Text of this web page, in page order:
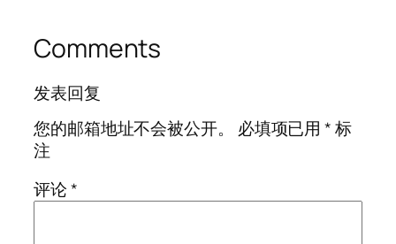
Comments
发表回复
您的邮箱地址不会被公开。
必填项已用*标
注
评论*